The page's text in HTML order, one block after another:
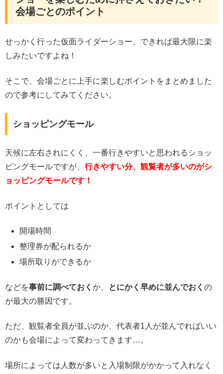
会場ごとのポイント
せっかく行った仮面ライダーショー、できれば最大限に楽
しみたいですよね！
そこで、会場ごとに上手に楽しむポイントをまとめました
ので参考にしてみてください。
ショッピングモール
天候に左右されにくく、一番行きやすいと思われるショッ
ピングモールですが、 行きやすい分、観覧者が多いのがシ
ョッピングモールです！
ポイントとしては
開場時間
整理券が配られるか
場所取りができるか
などを事前に調べておく か、 とにかく早めに並んでおく の
が最大の勝因です。
ただ、観覧者全員が並ぶのか、代表者1人が並んでればいい
のかも会場によって変わってきます…。
場所によっては人数が多いと入場制限がかかって入れなく